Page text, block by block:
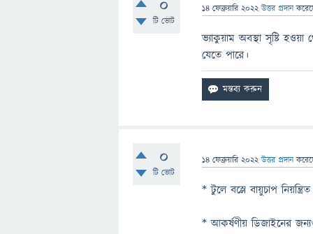
0
টি ভোট
14 ফেব্রুয়ারি 2022 উত্তর প্রদান
ভ্যাকুয়াম অবস্থা সৃষ্টি
যেতে পারে।
0
টি ভোট
14 ফেব্রুয়ারি 2022 উত্তর প্রদান
* টুলে বস্লে বায়ুচাপ
* আকর্ষণীয় ডিজাইনের